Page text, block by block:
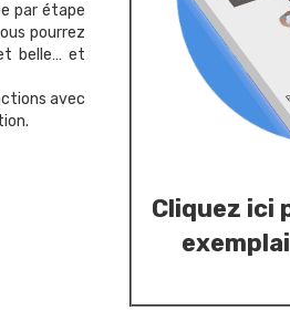
par étape
pourrez
belle… et
avec
Cliquez ici